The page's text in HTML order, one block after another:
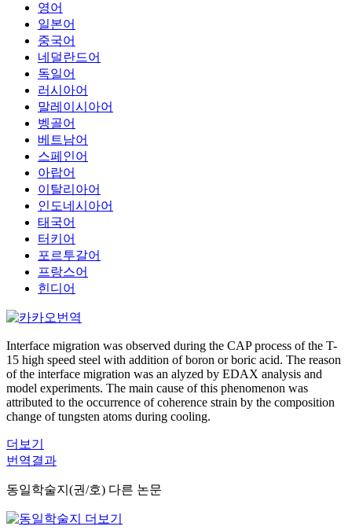
영어
일본어
중국어
네덜란드어
독일어
러시아어
말레이시아어
벵골어
베트남어
스페인어
아랍어
이탈리아어
인도네시아어
태국어
터키어
포르투갈어
프랑스어
힌디어
Interface migration was observed during the CAP process of the T-
15 high speed steel with addition of boron or boric acid. The reason
of the interface migration was an alyzed by EDAX analysis and
model experiments. The main cause of this phenomenon was
attributed to the occurrence of coherence strain by the composition
change of tungsten atoms during cooling.
더보기
번역결과
동일학술지(권/호) 다른 논문